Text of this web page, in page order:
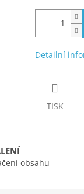
Detailní
TISK
obsahu